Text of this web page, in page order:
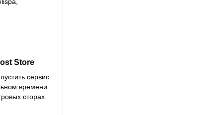
Store
сервис
времени
сторах.